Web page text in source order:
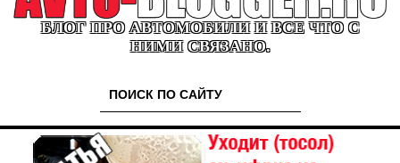
БЛОГ ПРО АВТОМОБИЛИ И ВСЕ ЧТО С
НИМИ СВЯЗАНО.